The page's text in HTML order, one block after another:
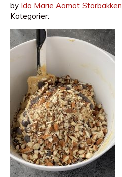
by Ida Marie Aamot Storbakken
Kategorier: